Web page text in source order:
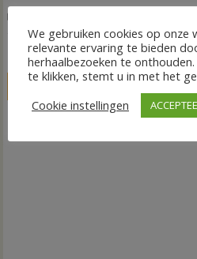
LIVE
We gebruiken cookies op onze
relevante ervaring te bieden
herhaalbezoeken te
te klikken, stemt u in met het
Cookie instellingen